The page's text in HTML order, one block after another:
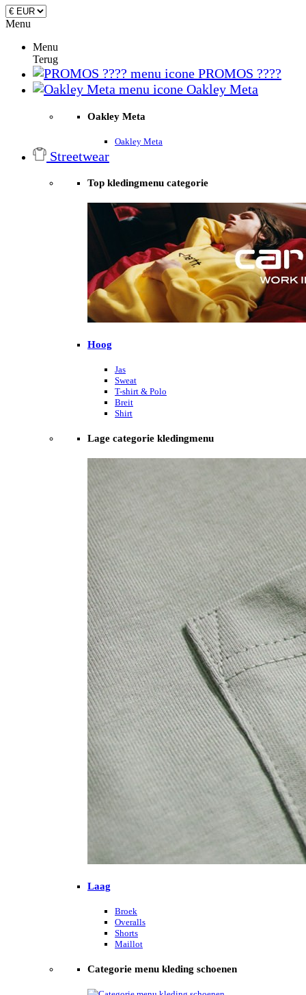
Menu
Menu
Terug
PROMOS ????
Oakley Meta
Oakley Meta
Oakley Meta
Streetwear
Top kledingmenu categorie
Hoog
Jas
Sweat
T-shirt & Polo
Breit
Shirt
Lage categorie kledingmenu
Laag
Broek
Overalls
Shorts
Maillot
Categorie menu kleding schoenen